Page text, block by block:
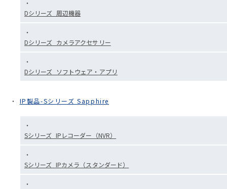
Dシリーズ_周辺機器
Dシリーズ_カメラアクセサリー
Dシリーズ_ソフトウェア・アプリ
IP製品-Sシリーズ Sapphire
Sシリーズ_IPレコーダー（NVR）
Sシリーズ_IPカメラ（スタンダード）